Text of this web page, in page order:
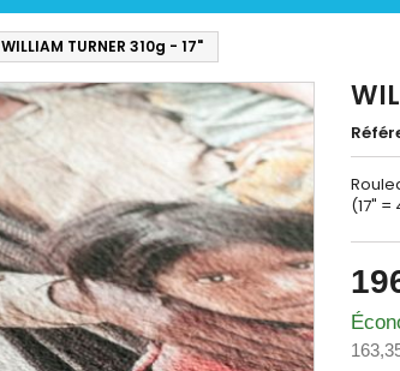
WILLIAM TURNER 310g - 17"
(17"